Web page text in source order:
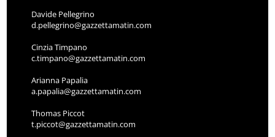
Davide Pellegrino
d.pellegrino@gazzettamatin.com
Cinzia Timpano
c.timpano@gazzettamatin.com
Arianna Papalia
a.papalia@gazzettamatin.com
Thomas Piccot
t.piccot@gazzettamatin.com